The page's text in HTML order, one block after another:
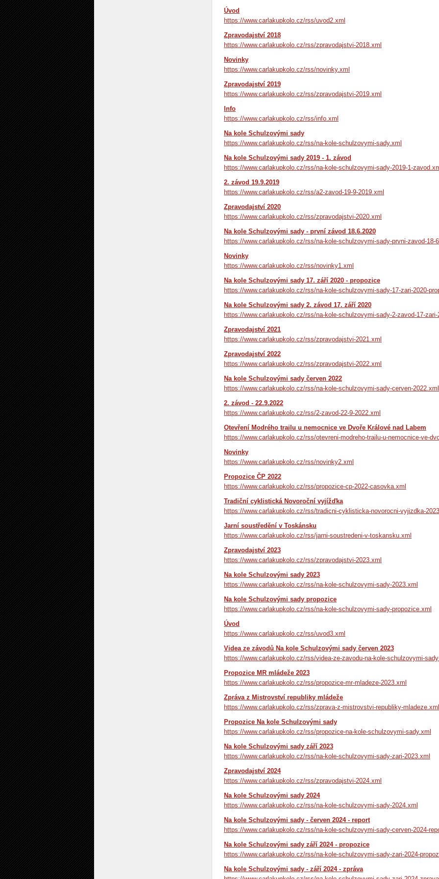
Úvod
https://www.carlakupkolo.cz/rss/uvod2.xml
Zpravodajství 2018
https://www.carlakupkolo.cz/rss/zpravodajstvi-2018.xml
Novinky
https://www.carlakupkolo.cz/rss/novinky.xml
Zpravodajství 2019
https://www.carlakupkolo.cz/rss/zpravodajstvi-2019.xml
Info
https://www.carlakupkolo.cz/rss/info.xml
Na kole Schulzovými sady
https://www.carlakupkolo.cz/rss/na-kole-schulzovymi-sady.xml
Na kole Schulzovými sady 2019 - 1. závod
https://www.carlakupkolo.cz/rss/na-kole-schulzovymi-sady-2019-1-
2. závod 19.9.2019
https://www.carlakupkolo.cz/rss/a2-zavod-19-9-2019.xml
Zpravodajství 2020
https://www.carlakupkolo.cz/rss/zpravodajstvi-2020.xml
Na kole Schulzovými sady - první závod 18.6.2020
https://www.carlakupkolo.cz/rss/na-kole-schulzovymi-sady-prvni-zavod-18-
Novinky
https://www.carlakupkolo.cz/rss/novinky1.xml
Na kole Schulzovými sady 17. září 2020 - propozice
https://www.carlakupkolo.cz/rss/na-kole-schulzovymi-sady-17-zari-2020-
Na kole Schulzovými sady 2. závod 17. září 2020
https://www.carlakupkolo.cz/rss/na-kole-schulzovymi-sady-2-zavod-17-
Zpravodajství 2021
https://www.carlakupkolo.cz/rss/zpravodajstvi-2021.xml
Zpravodajství 2022
https://www.carlakupkolo.cz/rss/zpravodajstvi-2022.xml
Na kole Schulzovými sady červen 2022
https://www.carlakupkolo.cz/rss/na-kole-schulzovymi-sady-cerven-2022.xml
2. závod - 22.9.2022
https://www.carlakupkolo.cz/rss/2-zavod-22-9-2022.xml
Otevření Modrého trailu u nemocnice ve Dvoře Králové nad Labem
https://www.carlakupkolo.cz/rss/otevreni-modreho-trailu-u-nemocnice-ve-
Novinky
https://www.carlakupkolo.cz/rss/novinky2.xml
Propozice ČP 2022
https://www.carlakupkolo.cz/rss/propozice-cp-2022-casovka.xml
Tradiční cyklistická Novoroční vyjížďka
https://www.carlakupkolo.cz/rss/tradicni-cyklisticka-novorocni-vyjizdka-
Jarní soustředění v Toskánsku
https://www.carlakupkolo.cz/rss/jarni-soustredeni-v-toskansku.xml
Zpravodajství 2023
https://www.carlakupkolo.cz/rss/zpravodajstvi-2023.xml
Na kole Schulzovými sady 2023
https://www.carlakupkolo.cz/rss/na-kole-schulzovymi-sady-2023.xml
Na kole Schulzovými sady propozice
https://www.carlakupkolo.cz/rss/na-kole-schulzovymi-sady-propozice.xml
Úvod
https://www.carlakupkolo.cz/rss/uvod3.xml
Videa ze závodů Na kole Schulzovými sady červen 2023
https://www.carlakupkolo.cz/rss/videa-ze-zavodu-na-kole-schulzovymi-
Propozice MR mládeže 2023
https://www.carlakupkolo.cz/rss/propozice-mr-mladeze-2023.xml
Zpráva z Mistrovství republiky mládeže
https://www.carlakupkolo.cz/rss/zprava-z-mistrovstvi-republiky-mladeze.xml
Propozice Na kole Schulzovými sady
https://www.carlakupkolo.cz/rss/propozice-na-kole-schulzovymi-sady.xml
Na kole Schulzovými sady září 2023
https://www.carlakupkolo.cz/rss/na-kole-schulzovymi-sady-zari-2023.xml
Zpravodajství 2024
https://www.carlakupkolo.cz/rss/zpravodajstvi-2024.xml
Na kole Schulzovými sady 2024
https://www.carlakupkolo.cz/rss/na-kole-schulzovymi-sady-2024.xml
Na kole Schulzovými sady - červen 2024 - report
https://www.carlakupkolo.cz/rss/na-kole-schulzovymi-sady-cerven-2024-
Na kole Schulzovými sady září 2024 - propozice
https://www.carlakupkolo.cz/rss/na-kole-schulzovymi-sady-zari-2024-
Na kole Schulzovými sady - září 2024 - zpráva